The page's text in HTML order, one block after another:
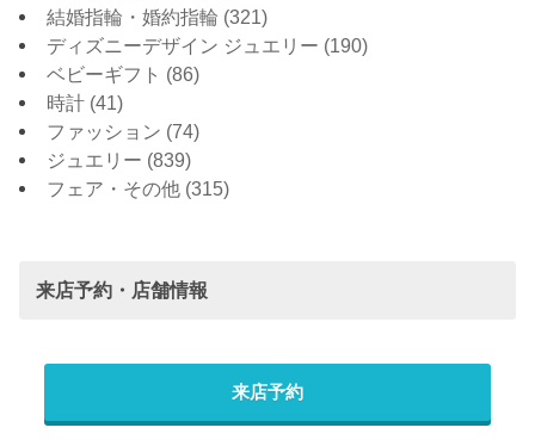
結婚指輪・婚約指輪 (321)
ディズニーデザイン ジュエリー (190)
ベビーギフト (86)
時計 (41)
ファッション (74)
ジュエリー (839)
フェア・その他 (315)
来店予約・店舗情報
来店予約